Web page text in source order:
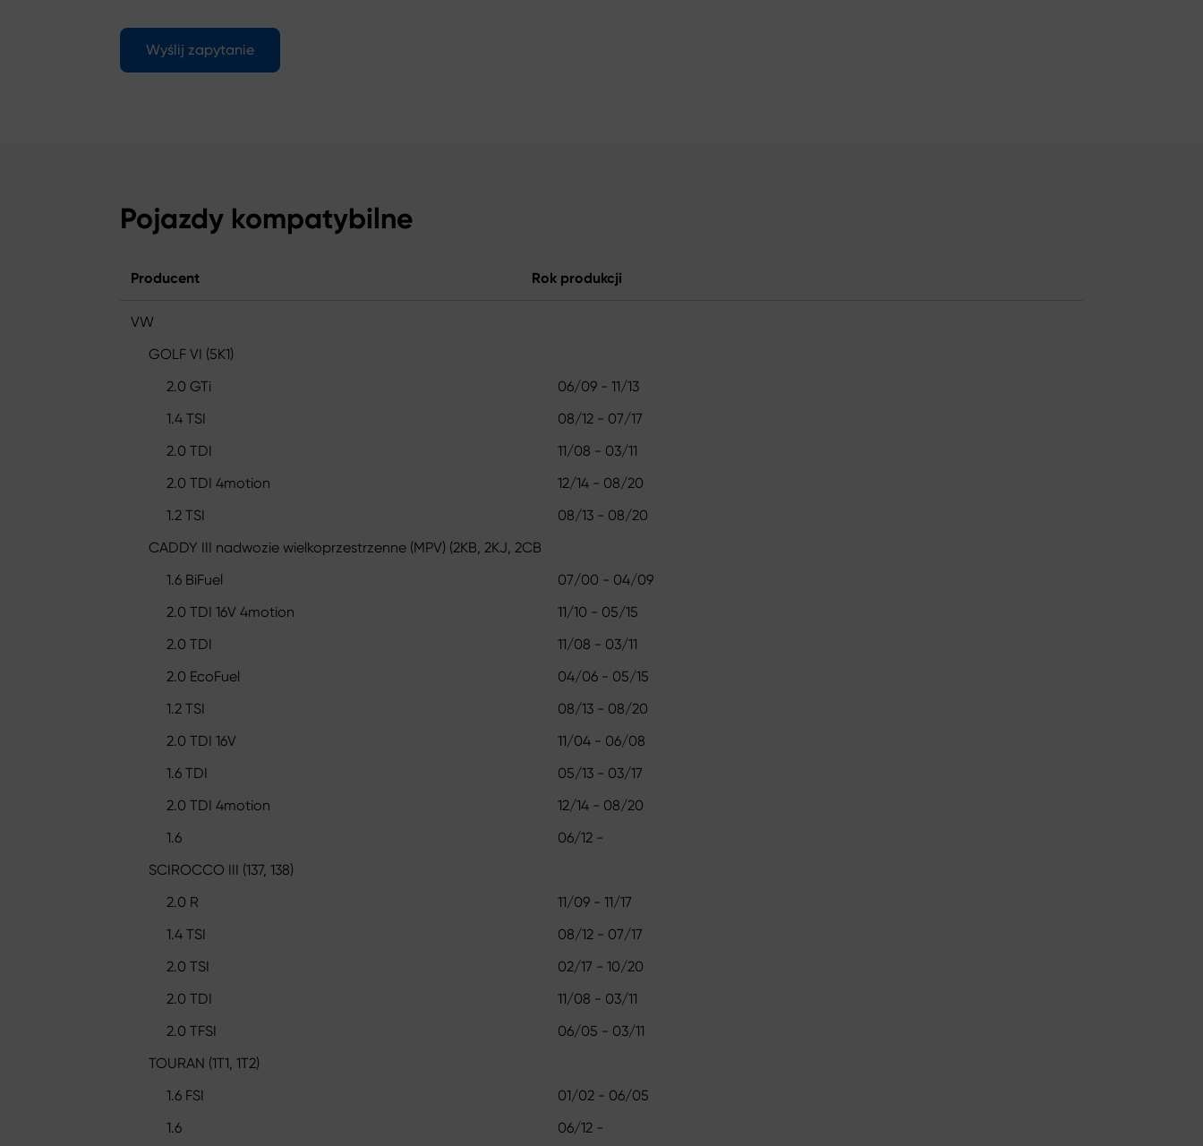
Wyślij zapytanie
Pojazdy kompatybilne
Producent Rok produkcji
VW
GOLF VI (5K1)
2.0 GTi
06/09 - 11/13
1.4 TSI
08/12 - 07/17
2.0 TDI
11/08 - 03/11
2.0 TDI 4motion
12/14 - 08/20
1.2 TSI
08/13 - 08/20
CADDY III nadwozie wielkoprzestrzenne (MPV) (2KB, 2KJ, 2CB
1.6 BiFuel
07/00 - 04/09
2.0 TDI 16V 4motion
11/10 - 05/15
2.0 TDI
11/08 - 03/11
2.0 EcoFuel
04/06 - 05/15
1.2 TSI
08/13 - 08/20
2.0 TDI 16V
11/04 - 06/08
1.6 TDI
05/13 - 03/17
2.0 TDI 4motion
12/14 - 08/20
1.6
06/12 -
SCIROCCO III (137, 138)
2.0 R
11/09 - 11/17
1.4 TSI
08/12 - 07/17
2.0 TSI
02/17 - 10/20
2.0 TDI
11/08 - 03/11
2.0 TFSI
06/05 - 03/11
TOURAN (1T1, 1T2)
1.6 FSI
01/02 - 06/05
1.6
06/12 -